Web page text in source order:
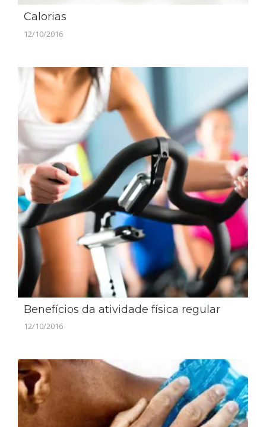
Calorias
12/10/2016
Benefícios da atividade física regular
12/10/2016